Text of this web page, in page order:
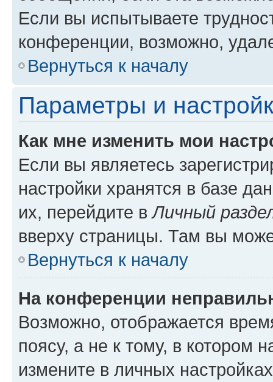
Если вы испытываете
конференции, возможно,
Вернуться к началу
Параметры и
Как мне изменить мои
Если вы являетесь
настройки хранятся в базе
их, перейдите вЛичный
вверху страницы. Там вы
Вернуться к началу
На конференции
Возможно, отображается
поясу, а не к тому, в котором
измените в личных